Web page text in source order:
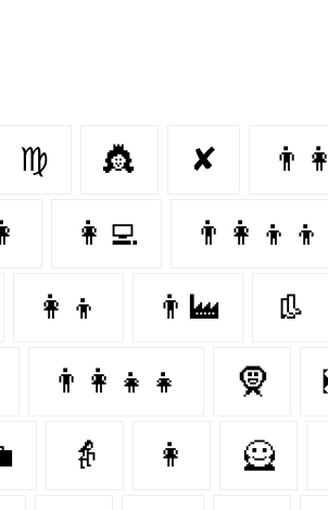
♍ 👸 ✘
👩‍💻 👨‍👩‍👦‍👦
👩‍👦 👨‍🏭 👢
👨‍👩‍👧‍👧 🧕
👵 👩‍ 🦸‍